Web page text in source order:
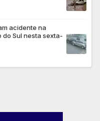
acidente na
do Sul nesta sexta-